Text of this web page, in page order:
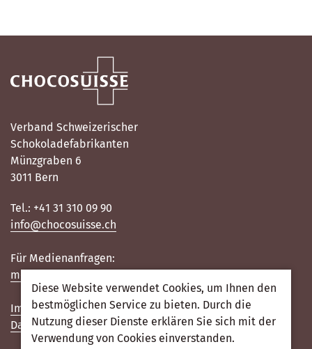
Verband Schweizerischer
Schokoladefabrikanten
Münzgraben 6
3011 Bern
Tel.: +41 31 310 09 90
info@chocosuisse.ch
Für Medienanfragen:
medien@chocosuisse.ch
Impressum
Datenschutzerkärung
Diese Website verwendet Cookies, um Ihnen den
bestmöglichen Service zu bieten. Durch die
Nutzung dieser Dienste erklären Sie sich mit der
Verwendung von Cookies einverstanden.